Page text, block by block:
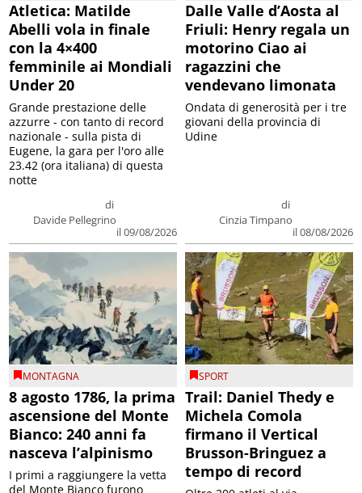
Atletica: Matilde
Abelli vola in finale
con la 4×400
femminile ai Mondiali
Under 20
di
Davide Pellegrino
il 09/08/2026
Grande prestazione delle
azzurre - con tanto di record
nazionale - sulla pista di
Eugene, la gara per l'oro alle
23.42 (ora italiana) di questa
notte
Dalle Valle d’Aosta al
Friuli: Henry regala un
motorino Ciao ai
ragazzini che
vendevano limonata
di
Cinzia Timpano
il 08/08/2026
Ondata di generosità per i tre
giovani della provincia di
Udine
MONTAGNA
8 agosto 1786, la prima
ascensione del Monte
Bianco: 240 anni fa
nasceva l’alpinismo
I primi a raggiungere la vetta
del Monte Bianco furono
SPORT
Trail: Daniel Thedy e
Michela Comola
firmano il Vertical
Brusson-Bringuez a
tempo di record